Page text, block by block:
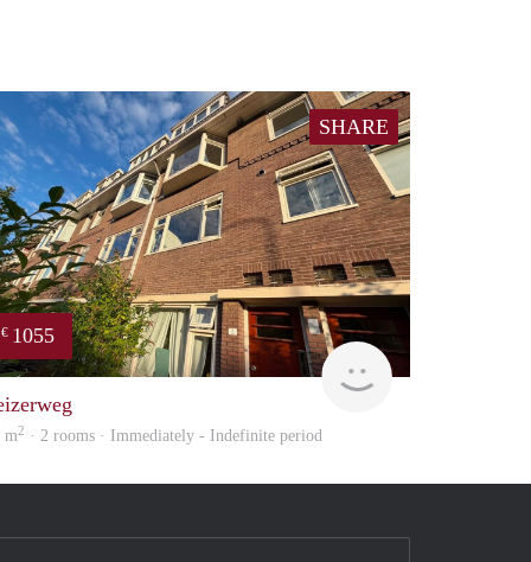
SHARE
€ 1055
GrunoVerhuur
m2 · 2 rooms · Immediately - Indefinite period